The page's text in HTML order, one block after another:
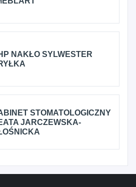
NAKŁO SYLWESTER
STOMATOLOGICZNY
JARCZEWSKA-